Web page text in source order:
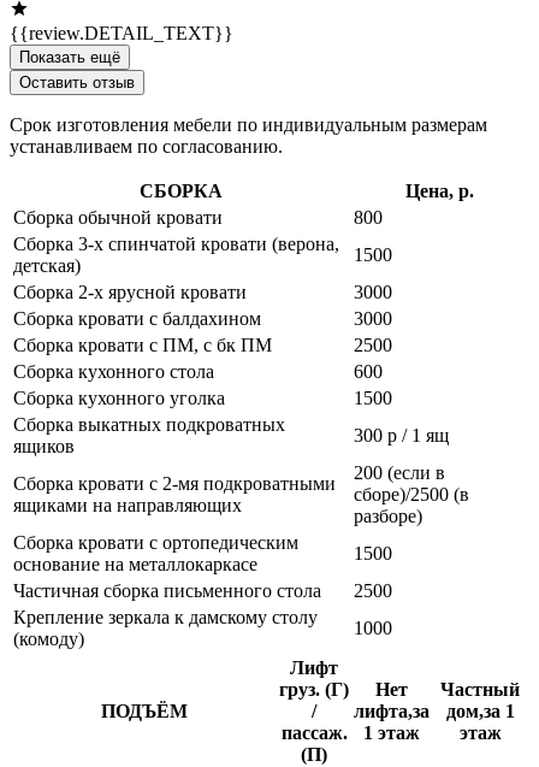
{{review.DETAIL_TEXT}}
Показать ещё
Оставить отзыв
Срок изготовления мебели по индивидуальным размерам
устанавливаем по согласованию.
СБОРКА
Цена, р.
Сборка обычной кровати
800
Сборка 3-х спинчатой кровати (верона,
детская)
1500
Сборка 2-х ярусной кровати
3000
Сборка кровати с балдахином
3000
Сборка кровати с ПМ, с бк ПМ
2500
Сборка кухонного стола
600
Сборка кухонного уголка
1500
Сборка выкатных подкроватных
ящиков
300 р / 1 ящ
Сборка кровати с 2-мя подкроватными
ящиками на направляющих
200 (если в
сборе)/2500 (в
разборе)
Сборка кровати с ортопедическим
основание на металлокаркасе
1500
Частичная сборка письменного стола
2500
Крепление зеркала к дамскому столу
(комоду)
1000
ПОДЪЁМ
Лифт
груз. (Г)
/
пассаж.
(П)
Нет
лифта,за
1 этаж
Частный
дом,за 1
этаж